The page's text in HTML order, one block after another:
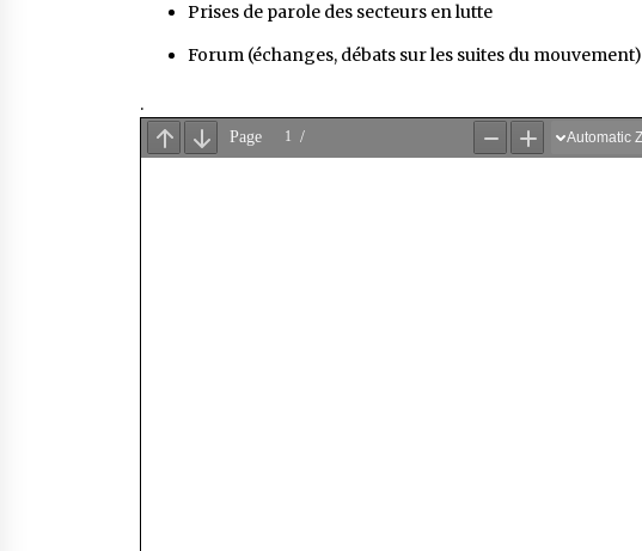
Prises de parole des secteurs en lutte
Forum (échanges, débats sur les suites du mouvement)
.